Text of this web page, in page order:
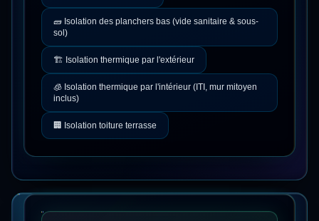
🧱 Isolation des planchers bas (vide sanitaire & sous-
sol)
🏗️ Isolation thermique par l'extérieur
🧊 Isolation thermique par l'intérieur (ITI, mur mitoyen
inclus)
🏢 Isolation toiture terrasse